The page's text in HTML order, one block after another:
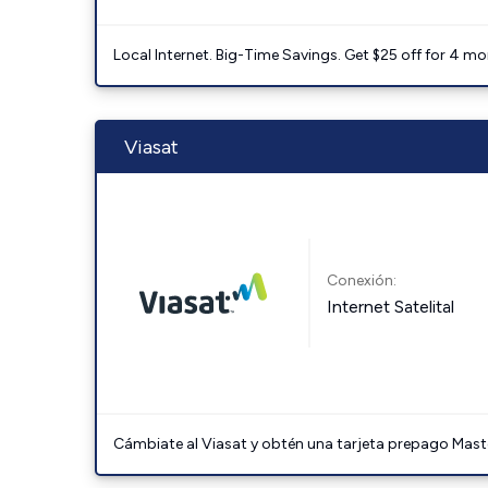
Local Internet. Big-Time Savings. Get $25 off for 4
Viasat
Conexión:
Internet Satelital
Cámbiate al Viasat y obtén una tarjeta prepago